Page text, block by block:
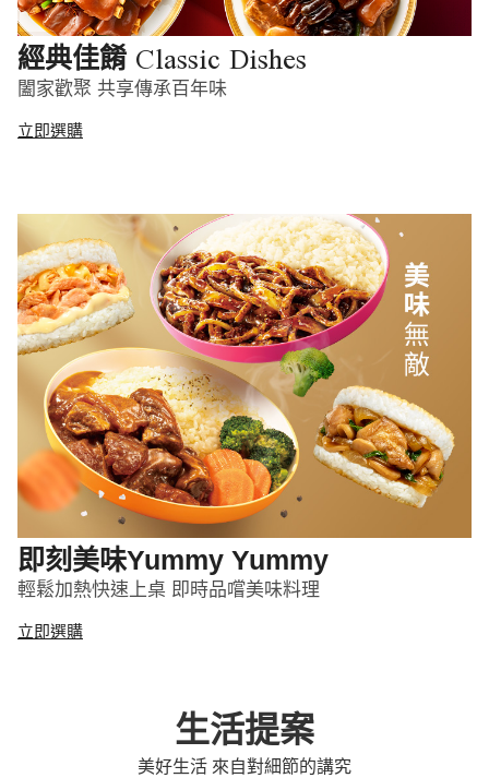
經典佳餚 Classic Dishes
闔家歡聚 共享傳承百年味
立即選購
即刻美味Yummy Yummy
輕鬆加熱快速上桌 即時品嚐美味料理
立即選購
生活提案
美好生活 來自對細節的講究